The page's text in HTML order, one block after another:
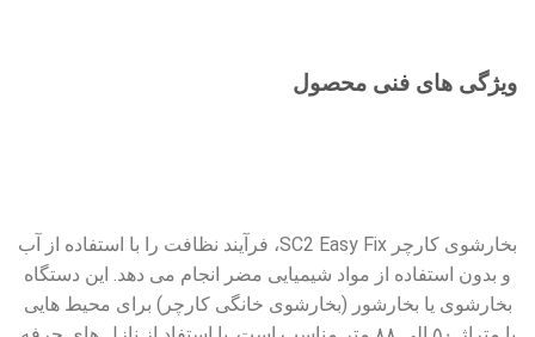
ویژگی های فنی محصول
بخارشوی کارچر SC2 Easy Fix، فرآیند نظافت را با استفاده از آب
و بدون استفاده از مواد شیمیایی مضر انجام می دهد. این دستگاه
بخارشوی یا بخارشور (بخارشوی خانگی کارچر) برای محیط هایی